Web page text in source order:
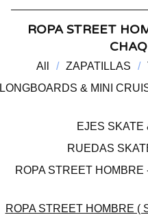
ROPA STREET
All ZAPATILLAS
& MINI
EJES SKATE
RUEDAS
ROPA STREET
ROPA STREET HOMBRE (